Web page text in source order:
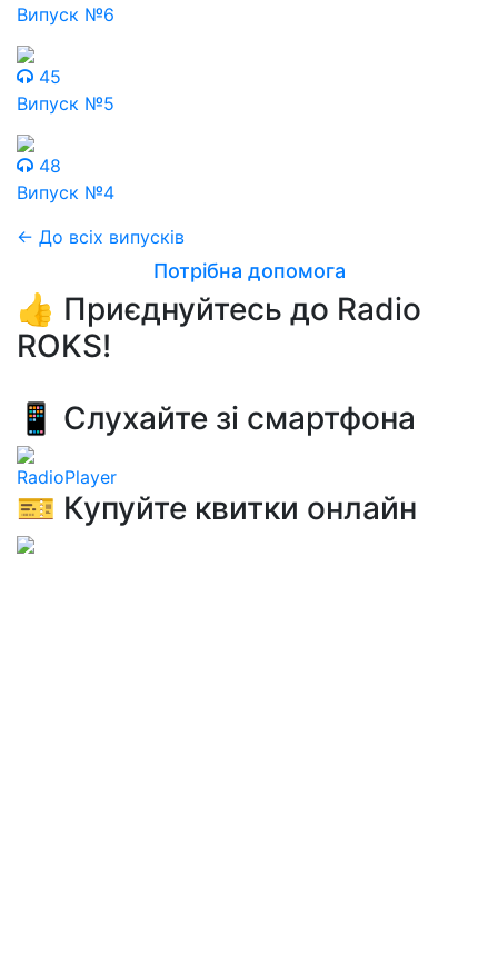
Випуск №6
45
Випуск №5
48
Випуск №4
← До всіх випусків
Потрібна допомога
👍 Приєднуйтесь до Radio
ROKS!
📱 Слухайте зі смартфона
RadioPlayer
🎫 Купуйте квитки онлайн